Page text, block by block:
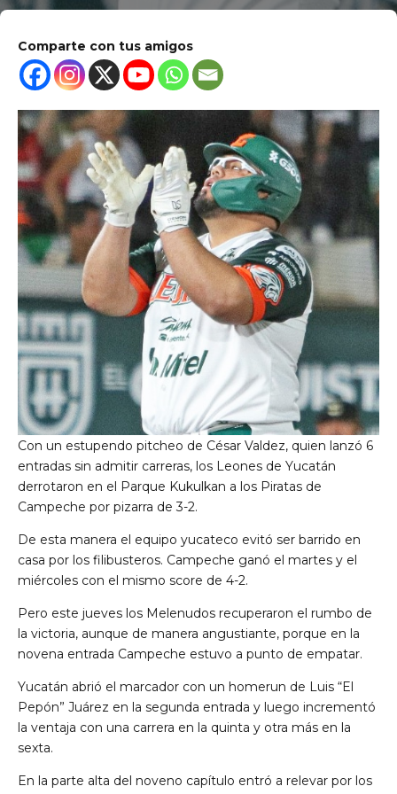
Comparte con tus amigos
Con un estupendo pitcheo de César Valdez, quien lanzó 6
entradas sin admitir carreras, los Leones de Yucatán
derrotaron en el Parque Kukulkan a los Piratas de
Campeche por pizarra de 3-2.
De esta manera el equipo yucateco evitó ser barrido en
casa por los filibusteros. Campeche ganó el martes y el
miércoles con el mismo score de 4-2.
Pero este jueves los Melenudos recuperaron el rumbo de
la victoria, aunque de manera angustiante, porque en la
novena entrada Campeche estuvo a punto de empatar.
Yucatán abrió el marcador con un homerun de Luis “El
Pepón” Juárez en la segunda entrada y luego incrementó
la ventaja con una carrera en la quinta y otra más en la
sexta.
En la parte alta del noveno capítulo entró a relevar por los